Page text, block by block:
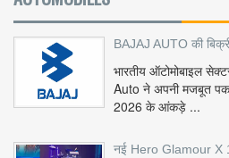
BAJAJ AUTO की
भारतीय ऑटोमोबाइल
Auto ने अपनी मजबूत
2026 के आंकड़े ...
नई Hero Glamour X